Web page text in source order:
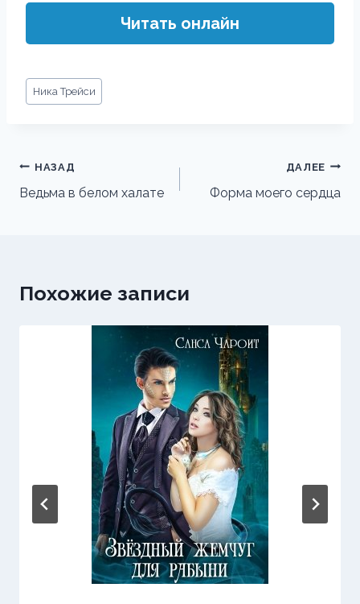
Читать онлайн
Метки
записи:
Ника Трейси
Навигация
по
НАЗАД
Ведьма в белом халате
ДАЛЕЕ
Форма моего сердца
Похожие записи